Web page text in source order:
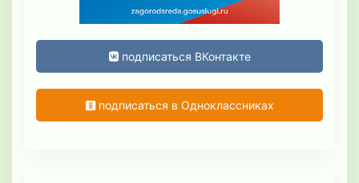
подписаться ВКонтакте
подписаться в Одноклассниках